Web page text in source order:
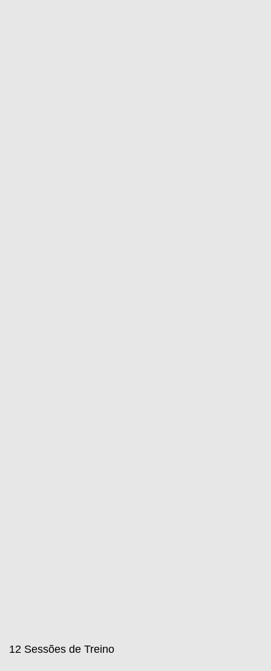
12 Sessões de Treino